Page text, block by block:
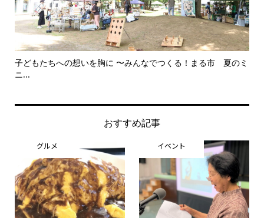
子どもたちへの想いを胸に 〜みんなでつくる！まる市 夏のミ
ニ...
おすすめ記事
グルメ イベント